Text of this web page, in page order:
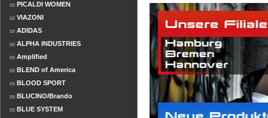
PICALDI WOMEN
VIAZONI
ADIDAS
ALPHA INDUSTRIES
Amplified
BLEND of America
BLOOD SPORT
BLUCINO/Brando
BLUE SYSTEM